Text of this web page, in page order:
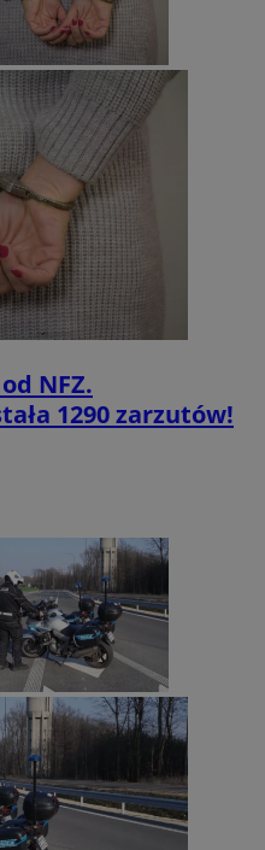
NFZ.
1290 zarzutów!